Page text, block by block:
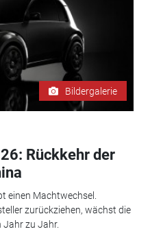
Bildergalerie
Rückkehr der
einen Machtwechsel.
zurückziehen, wächst die
Jahr zu Jahr.